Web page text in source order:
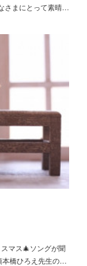
さまにとって素晴…
マス🎄ソングが聞
本橋ひろえ先生の…